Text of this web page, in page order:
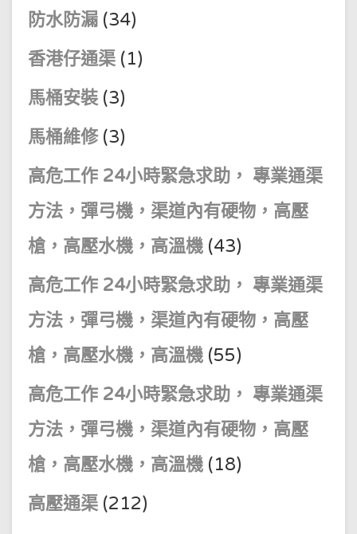
防水防漏 (34)
香港仔通渠 (1)
馬桶安裝 (3)
馬桶維修(3)
高危工作 24小時緊急求助， 專業通渠
方法，彈弓機，渠道內有硬物，高壓
槍，高壓水機，高溫機 (43)
高危工作 24小時緊急求助， 專業通渠
方法，彈弓機，渠道內有硬物，高壓
槍，高壓水機，高溫機 (55)
高危工作 24小時緊急求助， 專業通渠
方法，彈弓機，渠道內有硬物，高壓
槍，高壓水機，高溫機 (18)
高壓通渠 (212)